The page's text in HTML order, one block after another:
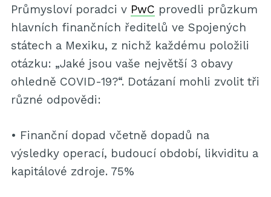
Průmysloví poradci v PwC provedli průzkum
hlavních finančních ředitelů ve Spojených
státech a Mexiku, z nichž každému položili
otázku: „Jaké jsou vaše největší 3 obavy
ohledně COVID-19?“. Dotázaní mohli zvolit tři
různé odpovědi:
• Finanční dopad včetně dopadů na
výsledky operací, budoucí období, likviditu a
kapitálové zdroje. 75%